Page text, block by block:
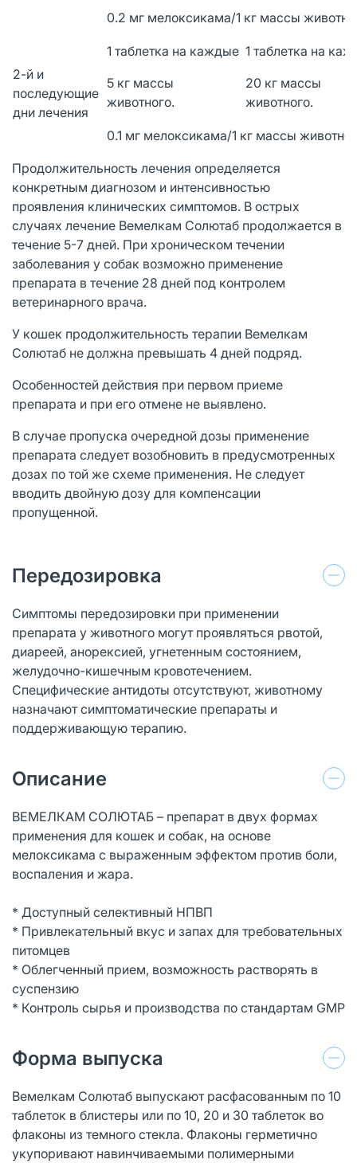
0.2 мг мелоксикама/1 кг массы
2-й и
последующие
дни лечения
1 таблетка на каждые
5 кг массы
животного.
1 таблетка на
20 кг массы
животного.
0.1 мг мелоксикама/1 кг массы
Продолжительность лечения определяется
конкретным диагнозом и интенсивностью
проявления клинических симптомов. В острых
случаях лечение Вемелкам Солютаб продолжается в
течение 5-7 дней. При хроническом течении
заболевания у собак возможно применение
препарата в течение 28 дней под контролем
ветеринарного врача.
У кошек продолжительность терапии Вемелкам
Солютаб не должна превышать 4 дней подряд.
Особенностей действия при первом приеме
препарата и при его отмене не выявлено.
В случае пропуска очередной дозы применение
препарата следует возобновить в предусмотренных
дозах по той же схеме применения. Не следует
вводить двойную дозу для компенсации
пропущенной.
Передозировка
Симптомы передозировки при применении
препарата у животного могут проявляться рвотой,
диареей, анорексией, угнетенным состоянием,
желудочно-кишечным кровотечением.
Специфические антидоты отсутствуют, животному
назначают симптоматические препараты и
поддерживающую терапию.
Описание
ВЕМЕЛКАМ СОЛЮТАБ – препарат в двух формах
применения для кошек и собак, на основе
мелоксикама с выраженным эффектом против боли,
воспаления и жара.
* Доступный селективный НПВП
* Привлекательный вкус и запах для требовательных
питомцев
* Облегченный прием, возможность растворять в
суспензию
* Контроль сырья и производства по стандартам GMP
Форма выпуска
Вемелкам Солютаб выпускают расфасованным по 10
таблеток в блистеры или по 10, 20 и 30 таблеток во
флаконы из темного стекла. Флаконы герметично
укупоривают навинчиваемыми полимерными